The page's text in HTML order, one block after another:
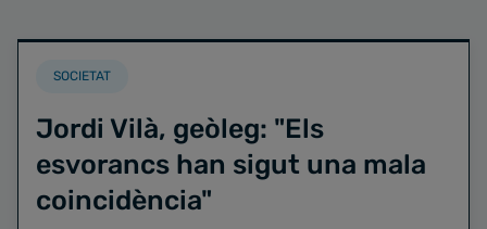
SOCIETAT
Jordi Vilà, geòleg: "Els
esvorancs han sigut una mala
coincidència"